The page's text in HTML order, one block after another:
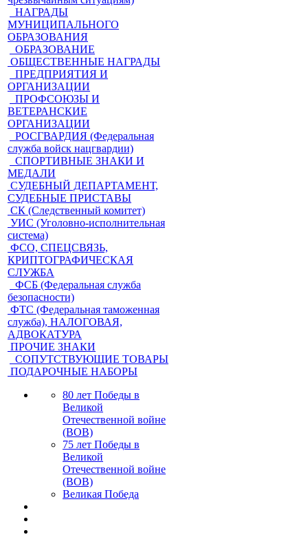
НАГРАДЫ
МУНИЦИПАЛЬНОГО
ОБРАЗОВАНИЯ
ОБРАЗОВАНИЕ
ОБЩЕСТВЕННЫЕ НАГРАДЫ
ПРЕДПРИЯТИЯ И
ОРГАНИЗАЦИИ
ПРОФСОЮЗЫ И
ВЕТЕРАНСКИЕ
ОРГАНИЗАЦИИ
РОСГВАРДИЯ (Федеральная
служба войск нацгвардии)
СПОРТИВНЫЕ ЗНАКИ И
МЕДАЛИ
СУДЕБНЫЙ ДЕПАРТАМЕНТ,
СУДЕБНЫЕ ПРИСТАВЫ
СК (Следственный комитет)
УИС (Уголовно-исполнительная
система)
ФСО, СПЕЦСВЯЗЬ,
КРИПТОГРАФИЧЕСКАЯ
СЛУЖБА
ФСБ (Федеральная служба
безопасности)
ФТС (Федеральная таможенная
служба), НАЛОГОВАЯ,
АДВОКАТУРА
ПРОЧИЕ ЗНАКИ
СОПУТСТВУЮЩИЕ ТОВАРЫ
ПОДАРОЧНЫЕ НАБОРЫ
80 лет Победы в
Великой
Отечественной войне
(ВОВ)
75 лет Победы в
Великой
Отечественной войне
(ВОВ)
Великая Победа